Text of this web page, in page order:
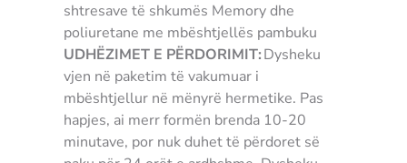
shtresave të shkumës Memory dhe
poliuretane me mbështjellës pambuku
UDHËZIMET E PËRDORIMIT:Dysheku
vjen në paketim të vakumuar i
mbështjellur në mënyrë hermetike. Pas
hapjes, ai merr formën brenda 10-20
minutave, por nuk duhet të përdoret së